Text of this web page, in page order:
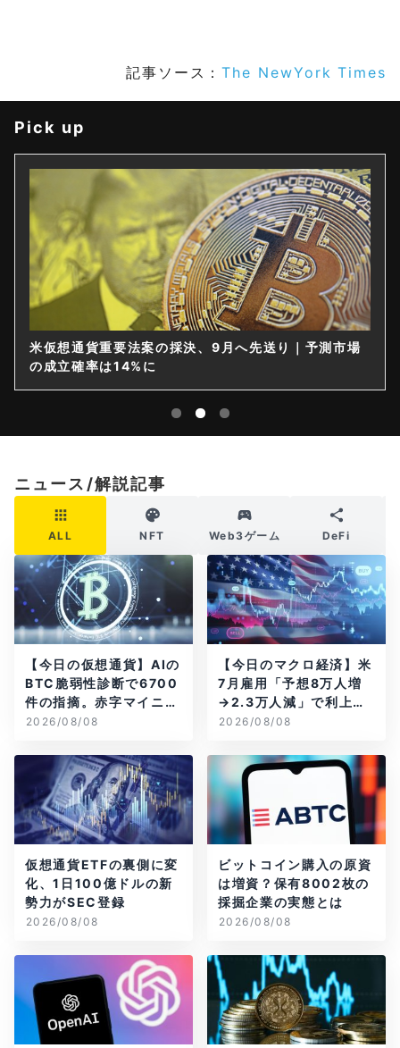
記事ソース：The NewYork Times
Pick up
米仮想通貨重要法案の採決、9月へ先送り｜予測市場
の成立確率は14%に
ニュース/解説記事
ALL NFT Web3ゲーム DeFi
【今日の仮想通貨】AIの
BTC脆弱性診断で6700
件の指摘。赤字マイニン
グ企業はAIに賭ける
2026/08/08
【今日のマクロ経済】米
7月雇用「予想8万人増
→2.3万人減」で利上げ
観測後退
2026/08/08
仮想通貨ETFの裏側に変
化、1日100億ドルの新
勢力がSEC登録
2026/08/08
ビットコイン購入の原資
は増資？保有8002枚の
採掘企業の実態とは
2026/08/08